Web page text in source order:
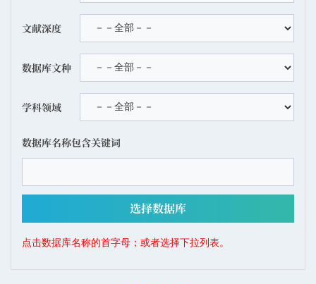
文献深度
数据库文种
学科领域
数据库名称包含关键词
点击数据库名称的首字母；或者选择下拉列表。